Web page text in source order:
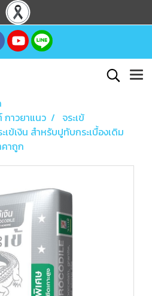
กาวยาแนว
จระเข้
เข้เงิน สำหรับปูทับกระเบื้องเดิม
าถูก